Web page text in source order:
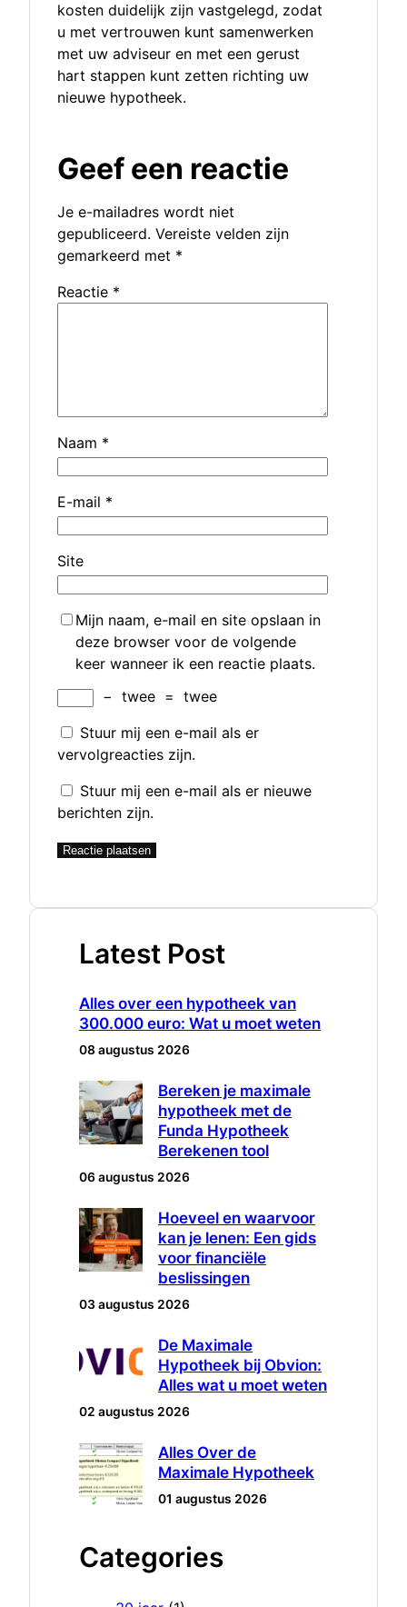
kosten duidelijk zijn vastgelegd, zodat
u met vertrouwen kunt samenwerken
met uw adviseur en met een gerust
hart stappen kunt zetten richting uw
nieuwe hypotheek.
Geef een reactie
Je e-mailadres wordt niet
gepubliceerd. Vereiste velden zijn
gemarkeerd met *
Reactie *
Naam *
E-mail *
Site
Mijn naam, e-mail en site opslaan in
deze browser voor de volgende
keer wanneer ik een reactie plaats.
− twee = twee
Stuur mij een e-mail als er
vervolgreacties zijn.
Stuur mij een e-mail als er nieuwe
berichten zijn.
Latest Post
Alles over een hypotheek van
300.000 euro: Wat u moet weten
08 augustus 2026
Bereken je maximale
hypotheek met de
Funda Hypotheek
Berekenen tool
06 augustus 2026
Hoeveel en waarvoor
kan je lenen: Een gids
voor financiële
beslissingen
03 augustus 2026
De Maximale
Hypotheek bij Obvion:
Alles wat u moet weten
02 augustus 2026
Alles Over de
Maximale Hypotheek
01 augustus 2026
Categories